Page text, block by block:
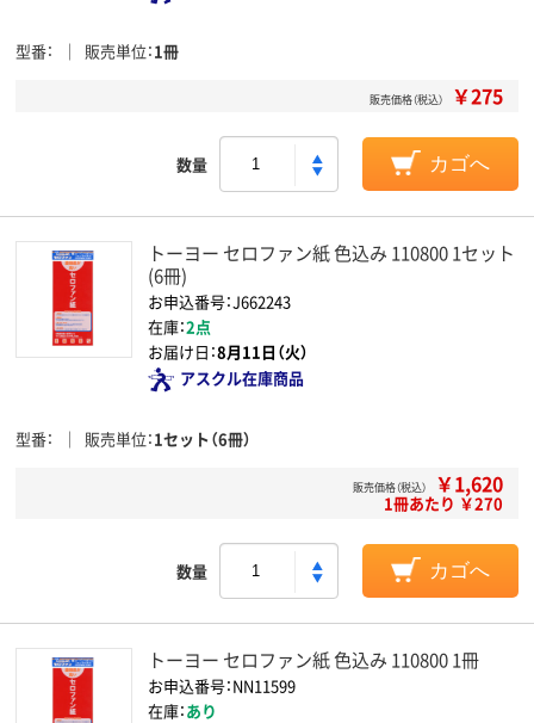
型番 販売単位 1冊
販売価格（税込） ￥275
数量 カゴへ
トーヨー セロファン紙 色込み 110800 1セット
(6冊)
お申込番号：J662243
在庫：2点
お届け日：8月11日（火）
アスクル在庫商品
型番 販売単位 1セット（6冊）
販売価格（税込） ￥1,620
1冊あたり ￥270
数量 カゴへ
トーヨー セロファン紙 色込み 110800 1冊
お申込番号：NN11599
在庫：あり